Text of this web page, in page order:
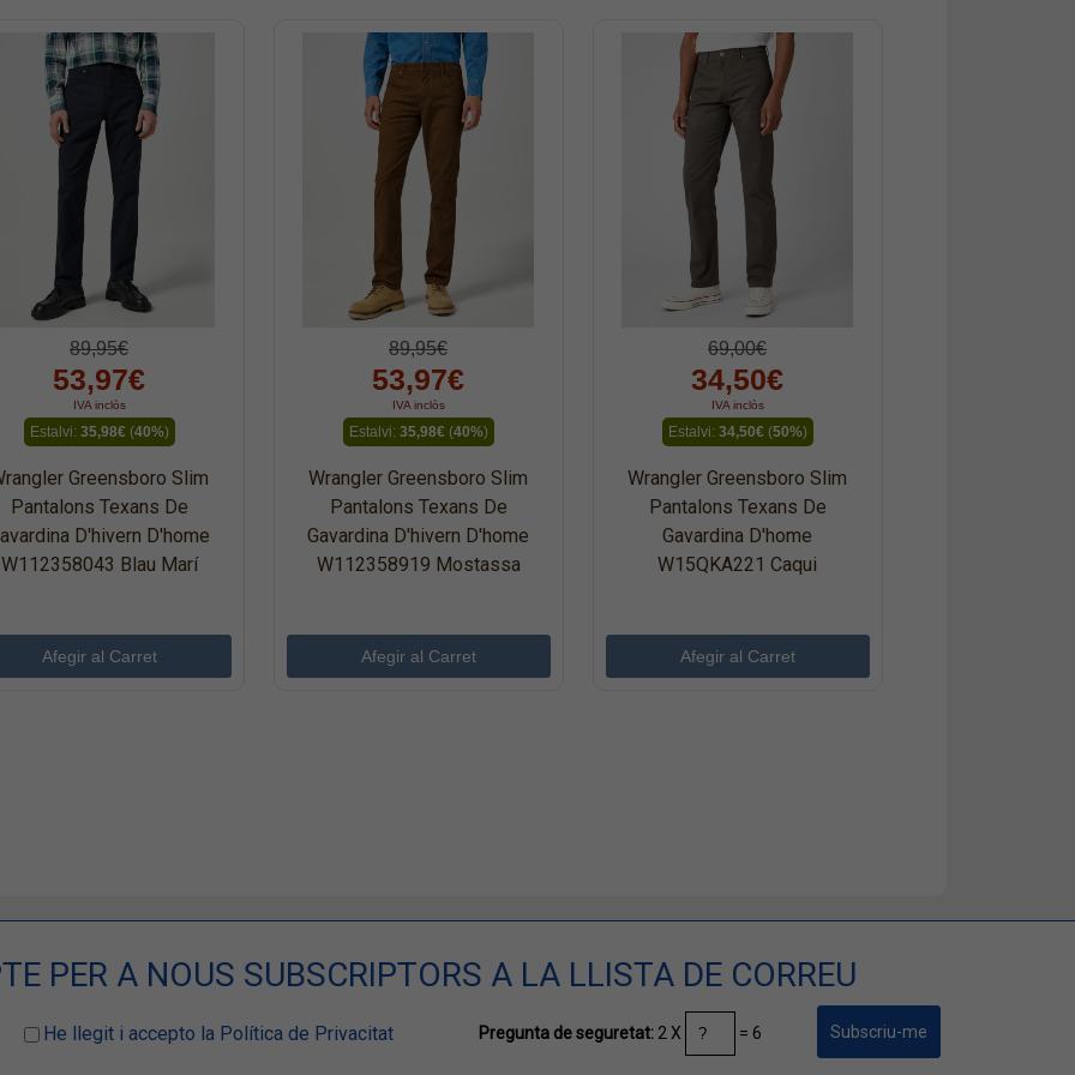
89,95€
53,97€
IVA inclòs
Estalvi: 35,98€(40%)
Greensboro Slim
Pantalons Texans De
D'hivern D'home
W112358043 Blau Marí
89,95€
53,97€
IVA inclòs
Estalvi: 35,98€(40%)
Wrangler Greensboro Slim
Pantalons Texans De
Gavardina D'hivern D'home
W112358919 Mostassa
69,00€
34,50€
IVA inclòs
Estalvi: 34,50€(50%)
Wrangler Greensboro Slim
Pantalons Texans De
Gavardina D'home
W15QKA221 Caqui
PER A NOUS SUBSCRIPTORS A LA LLISTA DE CORREU
He llegit i accepto la Política de Privacitat Pregunta de seguretat: 2 X = 6